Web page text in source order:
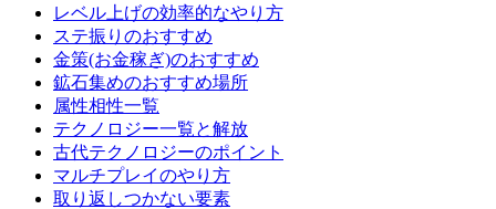
レベル上げの効率的なやり方
ステ振りのおすすめ
金策(お金稼ぎ)のおすすめ
鉱石集めのおすすめ場所
属性相性一覧
テクノロジー一覧と解放
古代テクノロジーのポイント
マルチプレイのやり方
取り返しつかない要素